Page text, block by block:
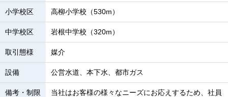
小学校区 高柳小学校（530m）
中学校区 岩根中学校（320m）
取引態様 媒介
設備 公営水道、本下水、都市ガス
備考・制限
当社はお客様の様々なニーズにお応えするため、社員